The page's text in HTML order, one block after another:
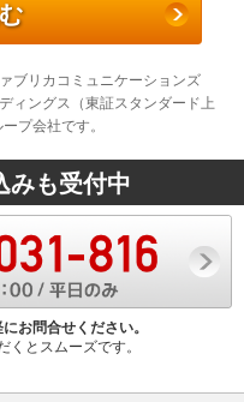
ブリカコミュニケーションズ
ィングス（東証スタンダード上
プ会社です。
みも受付中
お問合せください。
くとスムーズです。